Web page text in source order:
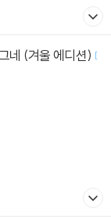
네 (겨울 에디션) [